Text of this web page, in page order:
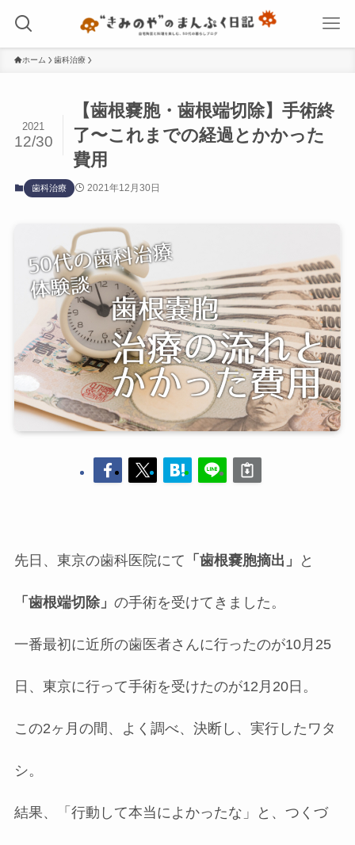
ホーム 歯科治療
【歯根嚢胞・歯根端切除】手術終
了〜これまでの経過とかかった
費用
2021
12/30
歯科治療 2021年12月30日
先日、東京の歯科医院にて 「歯根嚢胞摘出」 と
「歯根端切除」 の手術を受けてきました。
一番最初に近所の歯医者さんに行ったのが10月25
日、東京に行って手術を受けたのが12月20日。
この2ヶ月の間、よく調べ、決断し、実行したワタ
シ。
結果、「行動して本当によかったな」と、つくづ